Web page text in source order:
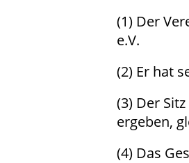
(1) Der
e.V.
(2) Er hat
(3) Der
ergeben,
(4) Das